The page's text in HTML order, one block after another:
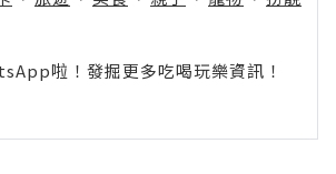
啦！發掘更多吃喝玩樂資訊！